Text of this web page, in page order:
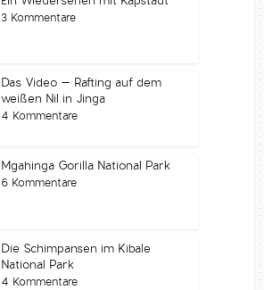
3 Kommentare
Das Video – Rafting auf dem
weißen Nil in Jinga
4 Kommentare
Mgahinga Gorilla National Park
6 Kommentare
Die Schimpansen im Kibale
National Park
4 Kommentare